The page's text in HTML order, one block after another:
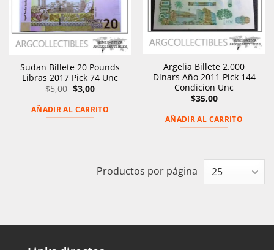
Sudan Billete 20 Pounds
Libras 2017 Pick 74 Unc
$5,00 El
precio
era:
$5,00.
$3,00El
precio
es:
$3,00.
AÑADIR AL CARRITO
Argelia Billete 2.000
Dinars Año 2011 Pick 144
Condicion Unc
$35,00
AÑADIR AL CARRITO
Productos por página